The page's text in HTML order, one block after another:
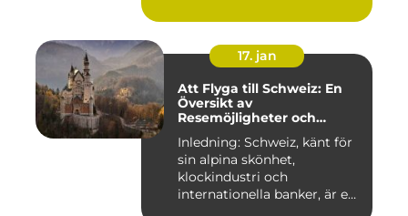
17. jan
Att Flyga till Schweiz: En
Översikt av
Resemöjligheter och
Nackdelar
Inledning: Schweiz, känt för
sin alpina skönhet,
klockindustri och
internationella banker, är en